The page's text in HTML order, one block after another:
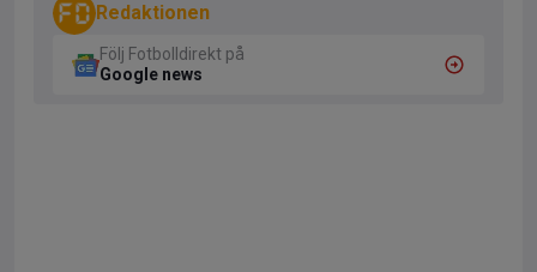
Redaktionen
Följ Fotbolldirekt på
Google news